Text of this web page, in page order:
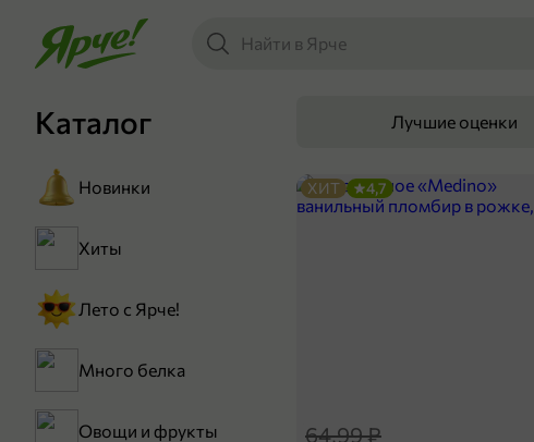
Каталог
Новинки
Хиты
Лето с Ярче!
Много белка
Овощи и фрукты
Лучшие оценки
64,99 ₽
ХИТ 4,7